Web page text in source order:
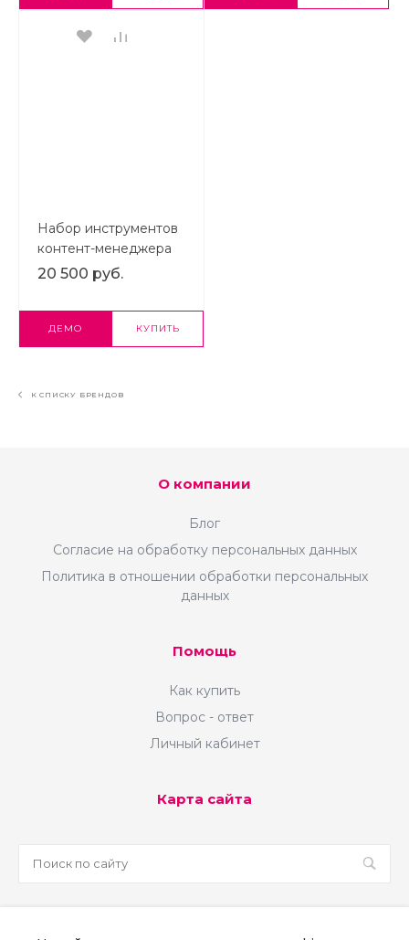
Набор инструментов
контент-менеджера
Знак #: слайдеры,
кнопки
20 500 руб.
ДЕМО КУПИТЬ
К СПИСКУ БРЕНДОВ
О компании
Блог
Согласие на обработку персональных данных
Политика в отношении обработки персональных
данных
Помощь
Как купить
Вопрос - ответ
Личный кабинет
Карта сайта